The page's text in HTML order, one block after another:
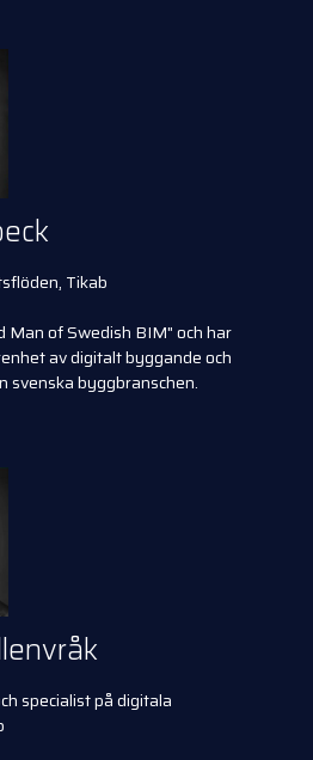
Tikab
Man of Swedish BIM" och har
av digitalt byggande och
svenska byggbranschen.
specialist på digitala